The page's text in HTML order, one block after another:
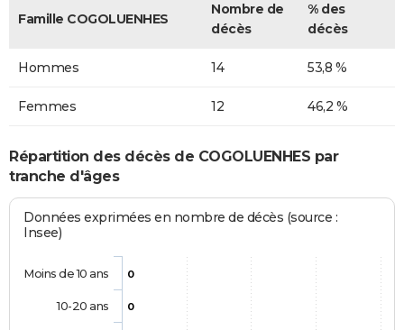
Famille COGOLUENHES
Nombre de
décès
% des
décès
Hommes 14 53,8 %
Femmes 12 46,2 %
Répartition des décès de COGOLUENHES par
tranche d'âges
Données exprimées en nombre de décès (source :
Insee)
0
0
Moins de 10 ans
10-20 ans